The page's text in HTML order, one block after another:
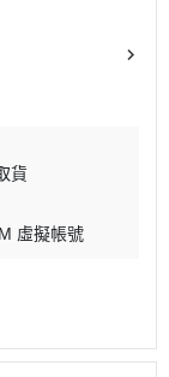
貨
虛擬帳號